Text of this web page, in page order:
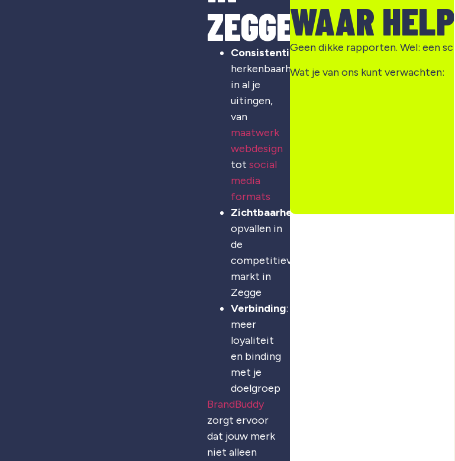
ZEGGE?
Consistentie:
herkenbaarheid
in al je
uitingen,
van
maatwerk
webdesign
tot social
media
formats
Zichtbaarheid:
opvallen in
de
competitieve
markt in
Zegge
Verbinding:
meer
loyaliteit
en binding
met je
doelgroep
BrandBuddy
zorgt ervoor
dat jouw merk
niet alleen
WAAR
Geen dikke rapporten. Wel: een
Wat je van ons kunt verwachten: